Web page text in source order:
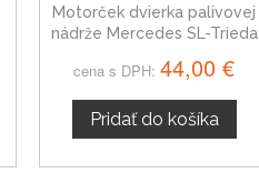
Motorček dvierka palivovej
nádrže Mercedes SL-Trieda
cena s DPH: 44,00 €
Pridať do košíka